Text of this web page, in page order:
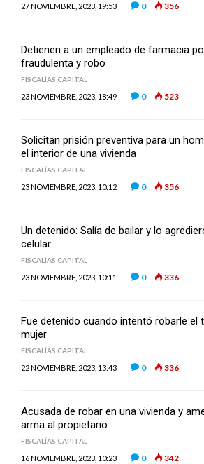
27 NOVIEMBRE, 2023, 19:53 0 356
Detienen a un empleado de farmacia
fraudulenta y robo
FISCALÍAS CAPITAL
23 NOVIEMBRE, 2023, 18:49 0 523
Solicitan prisión preventiva para un
el interior de una vivienda
FISCALÍAS CAPITAL
23 NOVIEMBRE, 2023, 10:12 0 356
Un detenido: Salía de bailar y lo
celular
FISCALÍAS CAPITAL
23 NOVIEMBRE, 2023, 10:11 0 336
Fue detenido cuando intentó robarle el
mujer
FISCALÍAS CAPITAL
22 NOVIEMBRE, 2023, 13:43 0 336
Acusada de robar en una vivienda y
arma al propietario
FISCALÍAS CAPITAL
16 NOVIEMBRE, 2023, 10:23 0 342